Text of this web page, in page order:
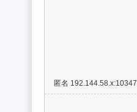
匿名 192.144.58.x:10347